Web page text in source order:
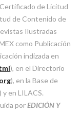
de Licitud
de Contenido de
Ilustradas
como Publicación
indizada en
), en el Directorio
), en la Base de
en LILACS.
porEDICIÓN Y